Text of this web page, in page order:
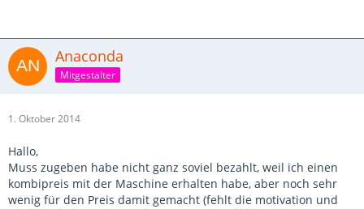
Anaconda
Mitgestalter
1. Oktober 2014
Hallo,
Muss zugeben habe nicht ganz soviel bezahlt, weil ich einen
kombipreis mit der Maschine erhalten habe, aber noch sehr
wenig für den Preis damit gemacht (fehlt die motivation und